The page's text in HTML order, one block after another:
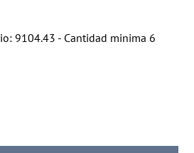
9104.43 - Cantidad minima 6